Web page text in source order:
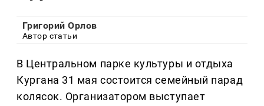
Григорий Орлов
Автор статьи
В Центральном парке культуры и отдыха
Кургана 31 мая состоится семейный парад
колясок. Организатором выступает